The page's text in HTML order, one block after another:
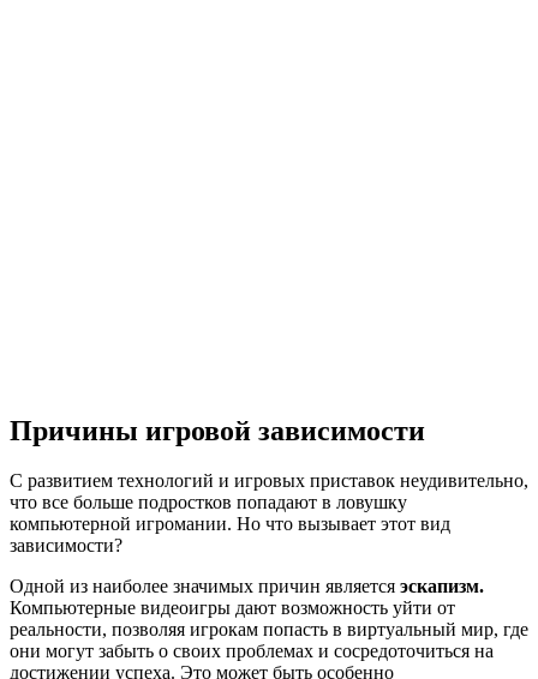
Причины игровой зависимости
С развитием технологий и игровых приставок неудивительно,
что все больше подростков попадают в ловушку
компьютерной игромании. Но что вызывает этот вид
зависимости?
Одной из наиболее значимых причин является эскапизм.
Компьютерные видеоигры дают возможность уйти от
реальности, позволяя игрокам попасть в виртуальный мир, где
они могут забыть о своих проблемах и сосредоточиться на
достижении успеха. Это может быть особенно